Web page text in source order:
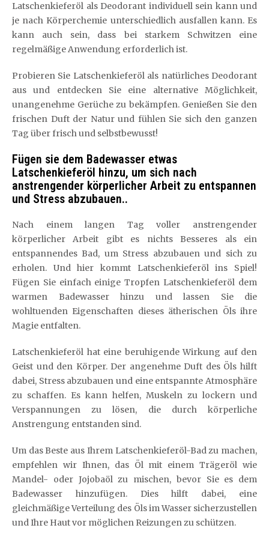
Latschenkieferöl als Deodorant individuell sein kann und
je nach Körperchemie unterschiedlich ausfallen kann. Es
kann auch sein, dass bei starkem Schwitzen eine
regelmäßige Anwendung erforderlich ist.
Probieren Sie Latschenkieferöl als natürliches Deodorant
aus und entdecken Sie eine alternative Möglichkeit,
unangenehme Gerüche zu bekämpfen. Genießen Sie den
frischen Duft der Natur und fühlen Sie sich den ganzen
Tag über frisch und selbstbewusst!
Fügen sie dem Badewasser etwas
Latschenkieferöl hinzu, um sich nach
anstrengender körperlicher Arbeit zu entspannen
und Stress abzubauen..
Nach einem langen Tag voller anstrengender
körperlicher Arbeit gibt es nichts Besseres als ein
entspannendes Bad, um Stress abzubauen und sich zu
erholen. Und hier kommt Latschenkieferöl ins Spiel!
Fügen Sie einfach einige Tropfen Latschenkieferöl dem
warmen Badewasser hinzu und lassen Sie die
wohltuenden Eigenschaften dieses ätherischen Öls ihre
Magie entfalten.
Latschenkieferöl hat eine beruhigende Wirkung auf den
Geist und den Körper. Der angenehme Duft des Öls hilft
dabei, Stress abzubauen und eine entspannte Atmosphäre
zu schaffen. Es kann helfen, Muskeln zu lockern und
Verspannungen zu lösen, die durch körperliche
Anstrengung entstanden sind.
Um das Beste aus Ihrem Latschenkieferöl-Bad zu machen,
empfehlen wir Ihnen, das Öl mit einem Trägeröl wie
Mandel- oder Jojobaöl zu mischen, bevor Sie es dem
Badewasser hinzufügen. Dies hilft dabei, eine
gleichmäßige Verteilung des Öls im Wasser sicherzustellen
und Ihre Haut vor möglichen Reizungen zu schützen.